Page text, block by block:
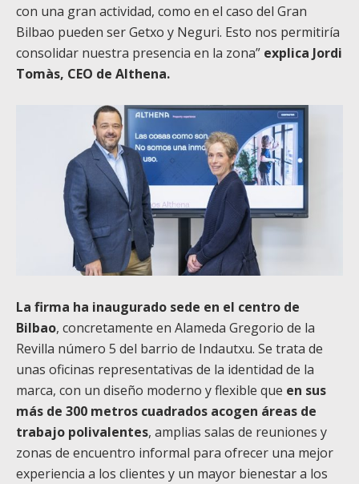
con una gran actividad, como en el caso del Gran
Bilbao pueden ser Getxo y Neguri. Esto nos permitiría
consolidar nuestra presencia en la zona” explica Jordi
Tomàs, CEO de Althena.
La firma ha inaugurado sede en el centro de
Bilbao, concretamente en Alameda Gregorio de la
Revilla número 5 del barrio de Indautxu. Se trata de
unas oficinas representativas de la identidad de la
marca, con un diseño moderno y flexible que en sus
más de 300 metros cuadrados acogen áreas de
trabajo polivalentes, amplias salas de reuniones y
zonas de encuentro informal para ofrecer una mejor
experiencia a los clientes y un mayor bienestar a los